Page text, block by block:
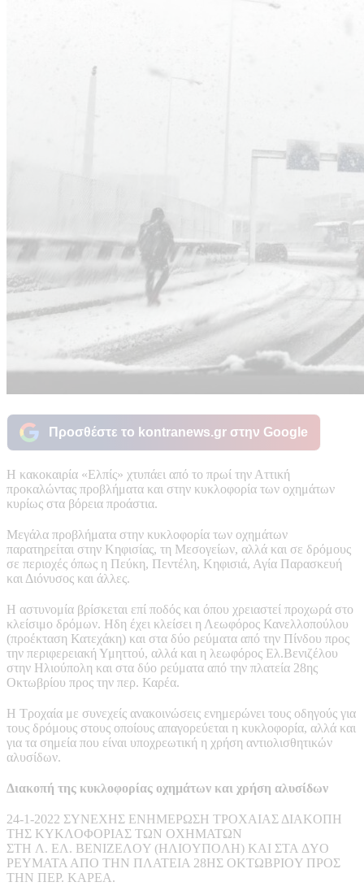
Προσθέστε το kontranews.gr στην Google
Η κακοκαιρία «Ελπίς» χτυπάει από το πρωί την Αττική
προκαλώντας προβλήματα και στην κυκλοφορία των οχημάτων
κυρίως στα βόρεια προάστια.
Μεγάλα προβλήματα στην κυκλοφορία των οχημάτων
παρατηρείται στην Κηφισίας, τη Μεσογείων, αλλά και σε δρόμους
σε περιοχές όπως η Πεύκη, Πεντέλη, Κηφισιά, Αγία Παρασκευή
και Διόνυσος και άλλες.
Η αστυνομία βρίσκεται επί ποδός και όπου χρειαστεί προχωρά στο
κλείσιμο δρόμων. Ηδη έχει κλείσει η Λεωφόρος Κανελλοπούλου
(προέκταση Κατεχάκη) και στα δύο ρεύματα από την Πίνδου προς
την περιφερειακή Υμηττού, αλλά και η λεωφόρος Ελ.Βενιζέλου
στην Ηλιούπολη και στα δύο ρεύματα από την πλατεία 28ης
Οκτωβρίου προς την περ. Καρέα.
Η Τροχαία με συνεχείς ανακοινώσεις ενημερώνει τους οδηγούς για
τους δρόμους στους οποίους απαγορεύεται η κυκλοφορία, αλλά και
για τα σημεία που είναι υποχρεωτική η χρήση αντιολισθητικών
αλυσίδων.
Διακοπή της κυκλοφορίας οχημάτων και χρήση αλυσίδων
24-1-2022 ΣYNEXHΣ ENHMEPΩΣH TPOXAIAΣ ΔIAKOΠH
THΣ KYKΛOΦOPIAΣ TΩN OXHMATΩN
ΣTH Λ. EΛ. BENIZEΛOY (HΛIOYΠOΛH) KAI ΣTA ΔYO
PEYMATA AΠO THN ΠΛATEIA 28HΣ OKTΩBPIOY ΠPOΣ
THN ΠEP. KAPEA.